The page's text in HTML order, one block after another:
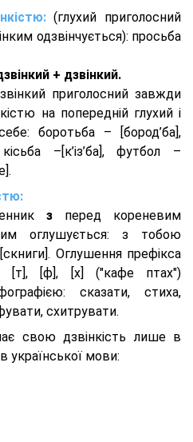
(глухий приголосний
одзвінчується): просьба
+ дзвінкий.
приголосний завжди
на попередній глухий і
боротьба – [бород’ба],
–[к’із’ба], футбол –
з перед кореневим
оглушується: з тобою
Оглушення префікса
[т], [ф], [х] ("кафе птах")
сказати, стиха,
схитрувати.
свою дзвінкість лише в
української мови: